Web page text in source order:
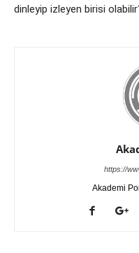
dinleyip izleyen birisi
https://
Akademi